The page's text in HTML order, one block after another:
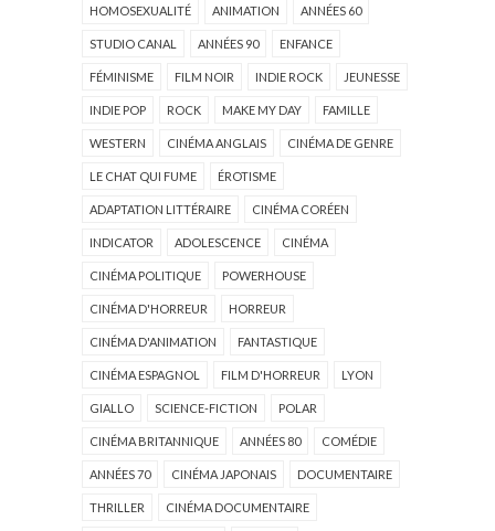
HOMOSEXUALITÉ ANIMATION ANNÉES 60
STUDIO CANAL ANNÉES 90 ENFANCE
FÉMINISME FILM NOIR INDIE ROCK JEUNESSE
INDIE POP ROCK MAKE MY DAY FAMILLE
WESTERN CINÉMA ANGLAIS CINÉMA DE GENRE
LE CHAT QUI FUME ÉROTISME
ADAPTATION LITTÉRAIRE CINÉMA CORÉEN
INDICATOR ADOLESCENCE CINÉMA
CINÉMA POLITIQUE POWERHOUSE
CINÉMA D'HORREUR HORREUR
CINÉMA D'ANIMATION FANTASTIQUE
CINÉMA ESPAGNOL FILM D'HORREUR LYON
GIALLO SCIENCE-FICTION POLAR
CINÉMA BRITANNIQUE ANNÉES 80 COMÉDIE
ANNÉES 70 CINÉMA JAPONAIS DOCUMENTAIRE
THRILLER CINÉMA DOCUMENTAIRE